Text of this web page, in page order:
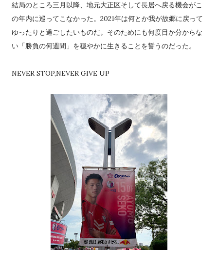
結局のところ三月以降、地元大正区そして長居へ戻る機会がこ
の年内に巡ってこなかった。2021年は何とか我が故郷に戻って
ゆったりと過ごしたいものだ。そのためにも何度目か分からな
い「勝負の何週間」を穏やかに生きることを誓うのだった。
NEVER STOP,NEVER GIVE UP